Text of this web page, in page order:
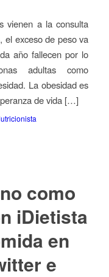
vienen a la consulta
el exceso de peso va
año fallecen por lo
adultas como
La obesidad es
de vida […]
como
iDietista
en
e